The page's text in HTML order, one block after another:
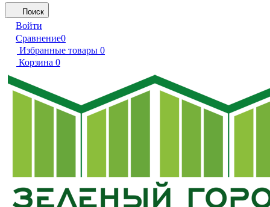
Поиск
Войти
Сравнение0
Избранные товары 0
Корзина 0